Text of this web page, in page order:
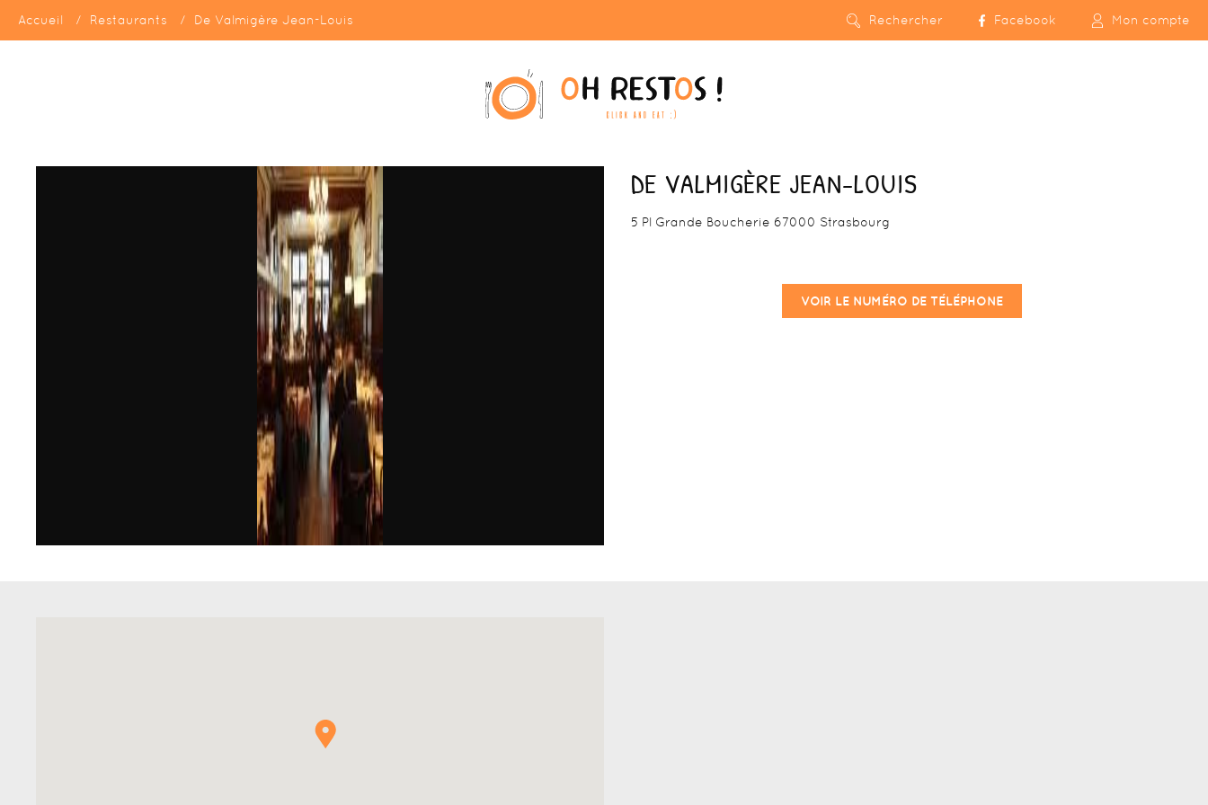
Accueil Restaurants De Valmigère Jean-Louis Rechercher Facebook Mon compte
DE VALMIGÈRE JEAN-LOUIS
5 Pl Grande Boucherie 67000 Strasbourg
VOIR LE NUMÉRO DE TÉLÉPHONE